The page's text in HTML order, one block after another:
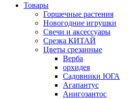
Товары
Горшечные растения
Новогодние игрушки
Свечи и аксессуары
Срезка КИТАЙ
Цветы срезанные
Верба
орхидея
Садовники ЮГА
Агапантус
Анигозантос